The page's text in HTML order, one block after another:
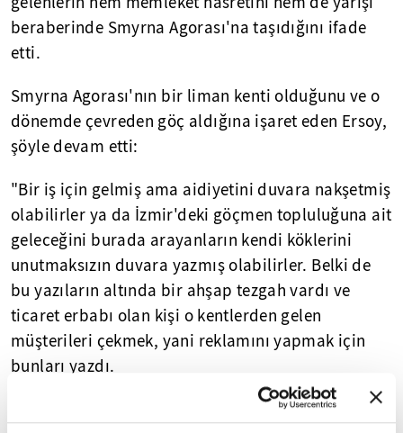
beraberinde Smyrna Agorası'na taşıdığını ifade
etti.
Smyrna Agorası'nın bir liman kenti olduğunu ve o
dönemde çevreden göç aldığına işaret eden Ersoy,
şöyle devam etti:
"Bir iş için gelmiş ama aidiyetini duvara nakşetmiş
olabilirler ya da İzmir'deki göçmen topluluğuna ait
geleceğini burada arayanların kendi köklerini
unutmaksızın duvara yazmış olabilirler. Belki de
bu yazıların altında bir ahşap tezgah vardı ve
ticaret erbabı olan kişi o kentlerden gelen
müşterileri çekmek, yani reklamını yapmak için
bunları yazdı.
Duvar yazıları futbol takımı taraftarlarının